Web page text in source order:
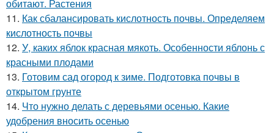
обитают. Растения
11. Как сбалансировать кислотность почвы. Определяем
кислотность почвы
12. У, каких яблок красная мякоть. Особенности яблонь с
красными плодами
13. Готовим сад огород к зиме. Подготовка почвы в
открытом грунте
14. Что нужно делать с деревьями осенью. Какие
удобрения вносить осенью